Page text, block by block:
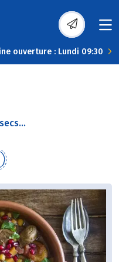
ouverture : Lundi 09:30